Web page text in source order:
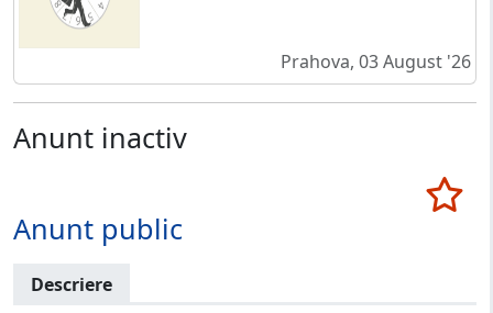
Prahova, 03 August '26
Anunt inactiv
Anunt public
Descriere